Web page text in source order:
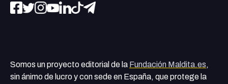
Somos un proyecto editorial de la Fundación Maldita.es,
sin ánimo de lucro y con sede en España, que protege la